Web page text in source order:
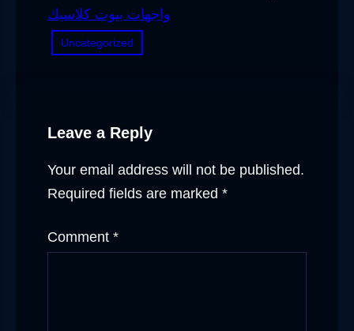
واجهات بيوت كلاسيك
Uncategorized
Leave a Reply
Your email address will not be published.
Required fields are marked *
Comment *